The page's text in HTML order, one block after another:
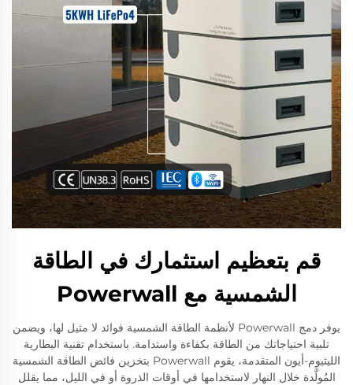
قم بتعظيم استثمارك في الطاقة
الشمسية مع Powerwall
يوفر دمج Powerwall لأنظمة الطاقة الشمسية فوائد لا مثيل لها، ويضمن
تلبية احتياجاتك من الطاقة بكفاءة واستدامة. باستخدام تقنية البطارية
الليثيوم-أيون المتقدمة، يقوم Powerwall بتخزين فائض الطاقة الشمسية
المُولَّدة خلال النهار لاستخدامها في أوقات الذروة أو في الليل، مما يقلل